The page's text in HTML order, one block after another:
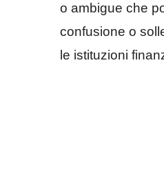
o ambigue che
confusione o
le istituzioni